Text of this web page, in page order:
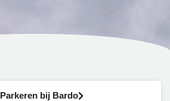
Parkeren bij Bardo